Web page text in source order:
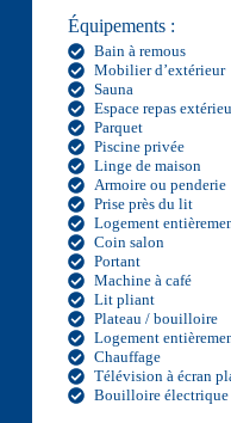
Équipements :
Bain à remous
Mobilier d’extérieur
Sauna
Espace repas
Parquet
Piscine privée
Linge de maison
Armoire ou penderie
Prise près du lit
Logement
Coin salon
Portant
Machine à café
Lit pliant
Plateau / bouilloire
Logement
Chauffage
Télévision à écran
Bouilloire électrique